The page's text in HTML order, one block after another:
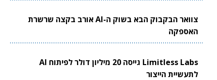
צוואר הבקבוק הבא בשוק ה-AI אורב בקצה שרשרת
האספקה
Limitless Labs גייסה 20 מיליון דולר לפיתוח AI
לתעשיית הייצור